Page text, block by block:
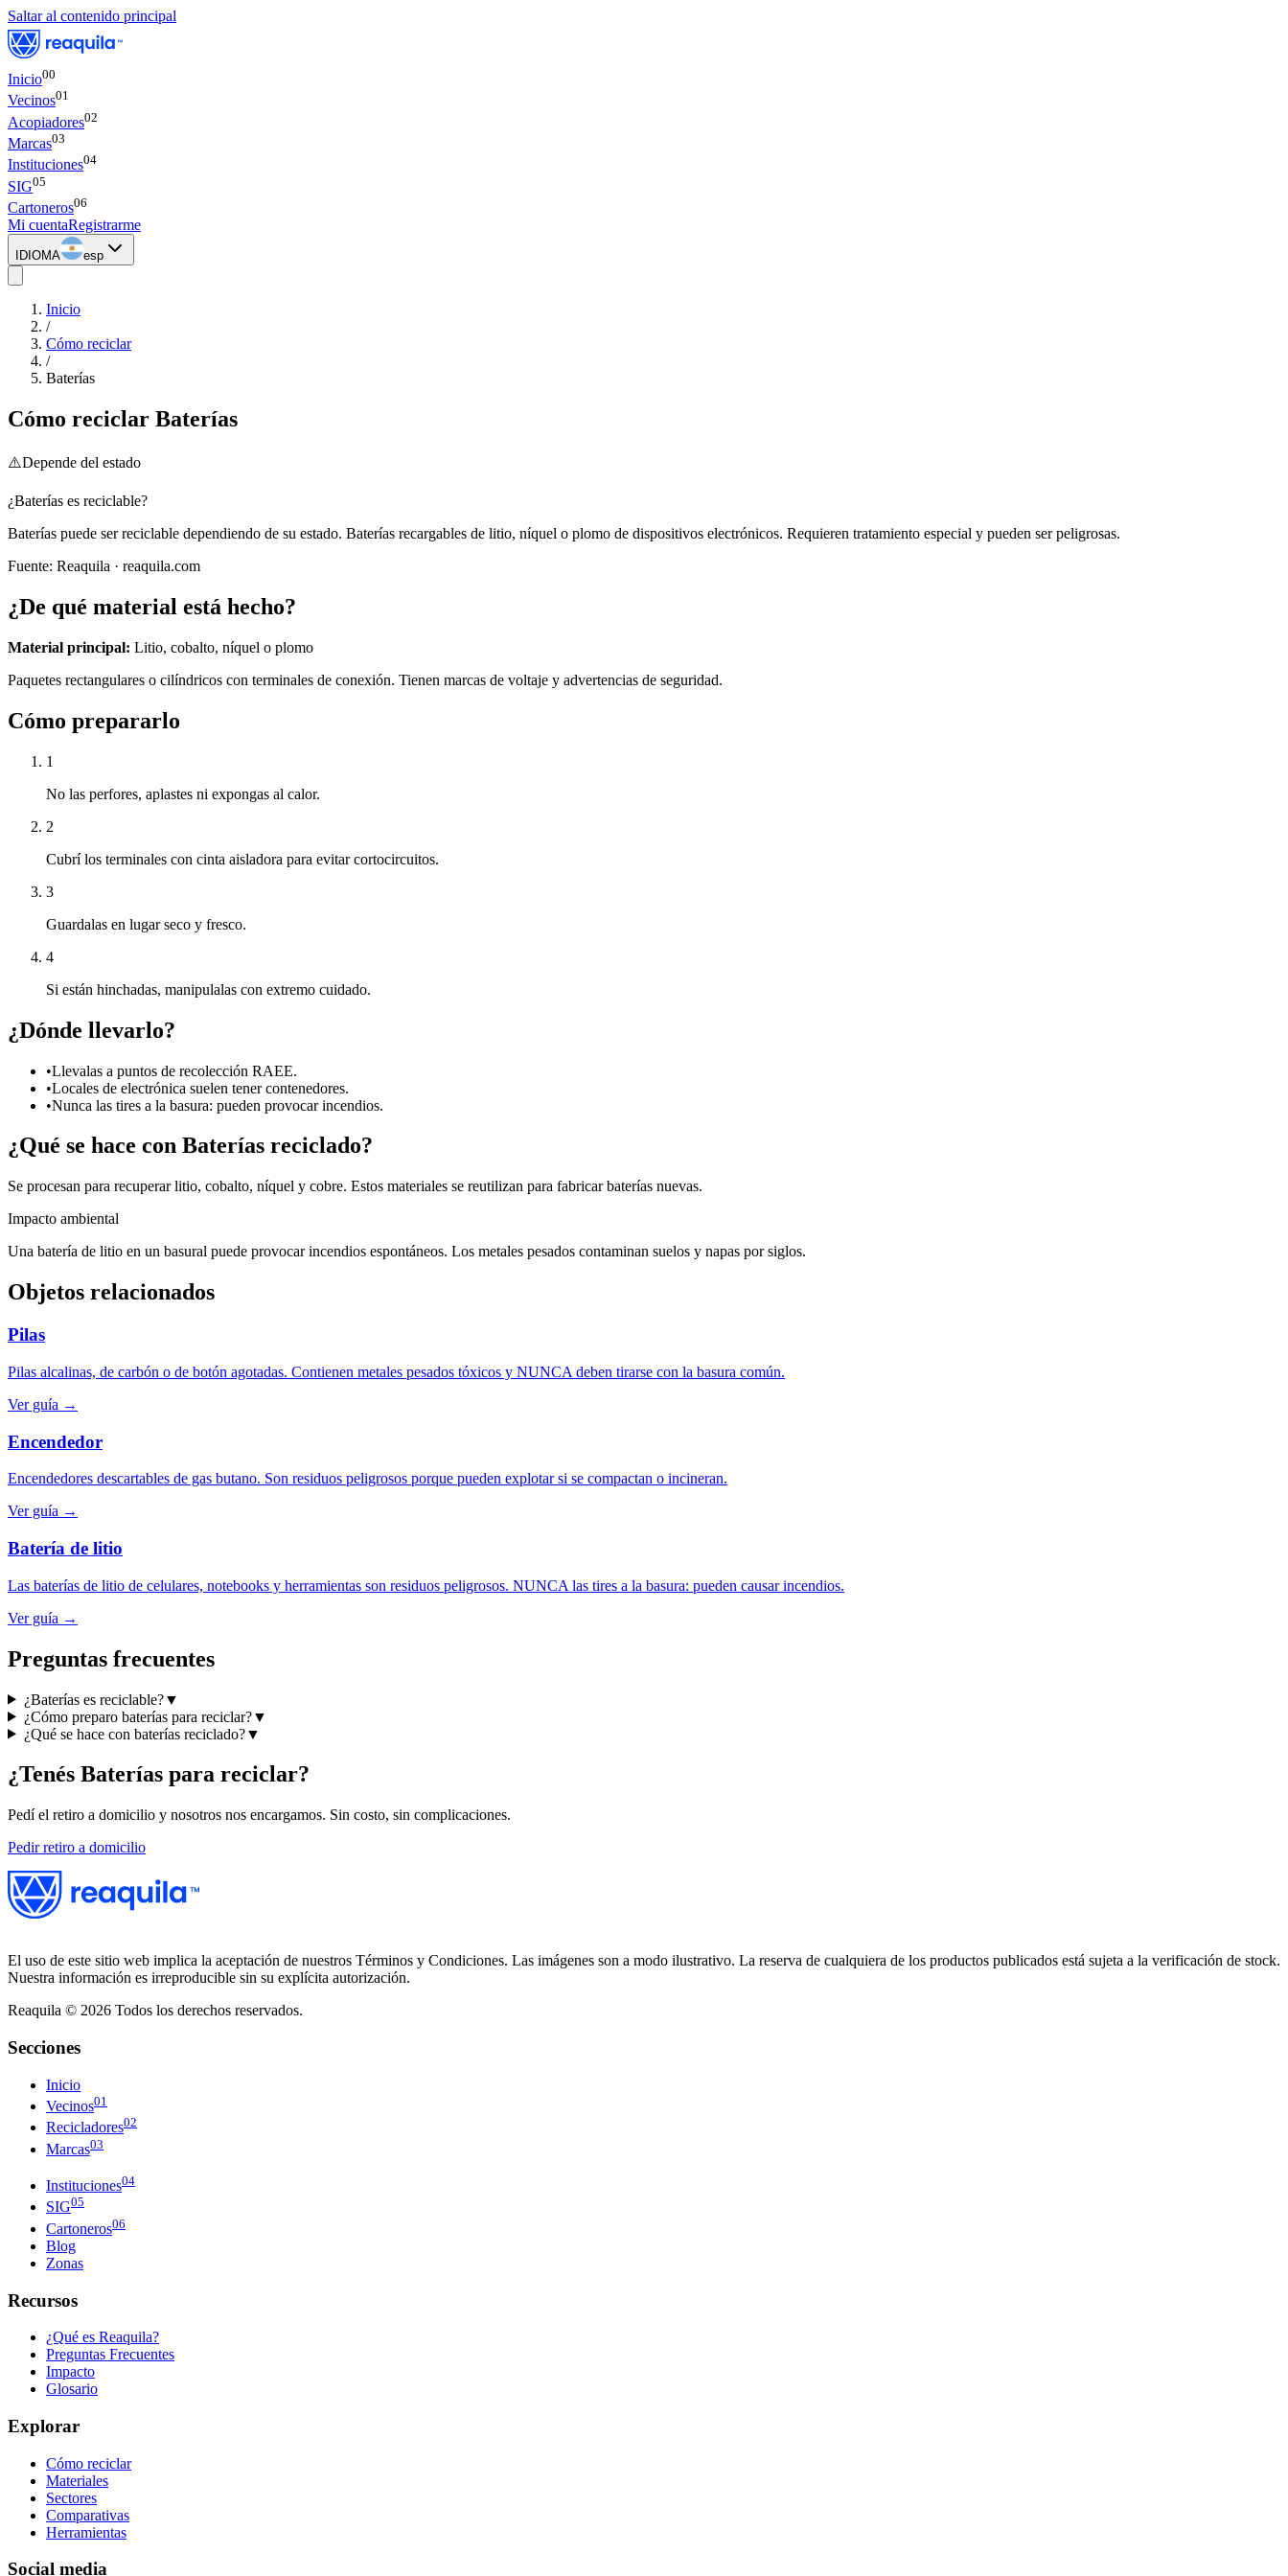
Saltar al contenido principal
Inicio00
Vecinos01
Acopiadores02
Marcas03
Instituciones04
SIG05
Cartoneros06
Mi cuentaRegistrarme
IDIOMA esp
Inicio
/
Cómo reciclar
/
Baterías
Cómo reciclar Baterías
⚠️Depende del estado
¿Baterías es reciclable?
Baterías puede ser reciclable dependiendo de su estado. Baterías recargables de litio, níquel o plomo de dispositivos electrónicos. Requieren tratamiento especial y pueden ser peligrosas.
Fuente: Reaquila · reaquila.com
¿De qué material está hecho?
Material principal: Litio, cobalto, níquel o plomo
Paquetes rectangulares o cilíndricos con terminales de conexión. Tienen marcas de voltaje y advertencias de seguridad.
Cómo prepararlo
1
No las perfores, aplastes ni expongas al calor.
2
Cubrí los terminales con cinta aisladora para evitar cortocircuitos.
3
Guardalas en lugar seco y fresco.
4
Si están hinchadas, manipulalas con extremo cuidado.
¿Dónde llevarlo?
•Llevalas a puntos de recolección RAEE.
•Locales de electrónica suelen tener contenedores.
•Nunca las tires a la basura: pueden provocar incendios.
¿Qué se hace con Baterías reciclado?
Se procesan para recuperar litio, cobalto, níquel y cobre. Estos materiales se reutilizan para fabricar baterías nuevas.
Impacto ambiental
Una batería de litio en un basural puede provocar incendios espontáneos. Los metales pesados contaminan suelos y napas por siglos.
Objetos relacionados
Pilas
Pilas alcalinas, de carbón o de botón agotadas. Contienen metales pesados tóxicos y NUNCA deben tirarse con la basura común.
Ver guía →
Encendedor
Encendedores descartables de gas butano. Son residuos peligrosos porque pueden explotar si se compactan o incineran.
Ver guía →
Batería de litio
Las baterías de litio de celulares, notebooks y herramientas son residuos peligrosos. NUNCA las tires a la basura: pueden causar incendios.
Ver guía →
Preguntas frecuentes
¿Baterías es reciclable?▼
¿Cómo preparo baterías para reciclar?▼
¿Qué se hace con baterías reciclado?▼
¿Tenés Baterías para reciclar?
Pedí el retiro a domicilio y nosotros nos encargamos. Sin costo, sin complicaciones.
Pedir retiro a domicilio
El uso de este sitio web implica la aceptación de nuestros Términos y Condiciones. Las imágenes son a modo ilustrativo. La reserva de cualquiera de los productos publicados está sujeta a la verificación de stock.
Nuestra información es irreproducible sin su explícita autorización.
Reaquila © 2026 Todos los derechos reservados.
Secciones
Inicio
Vecinos01
Recicladores02
Marcas03
Instituciones04
SIG05
Cartoneros06
Blog
Zonas
Recursos
¿Qué es Reaquila?
Preguntas Frecuentes
Impacto
Glosario
Explorar
Cómo reciclar
Materiales
Sectores
Comparativas
Herramientas
Social media